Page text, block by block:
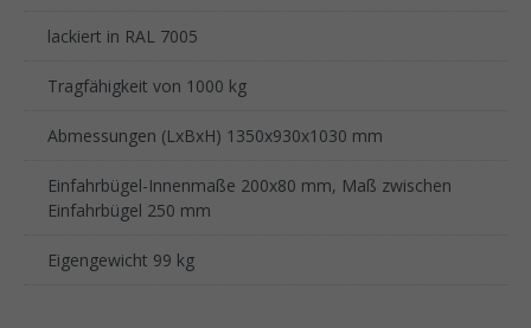
lackiert in RAL 7005
Tragfähigkeit von 1000 kg
Abmessungen (LxBxH) 1350x930x1030 mm
Einfahrbügel-Innenmaße 200x80 mm, Maß zwischen
Einfahrbügel 250 mm
Eigengewicht 99 kg